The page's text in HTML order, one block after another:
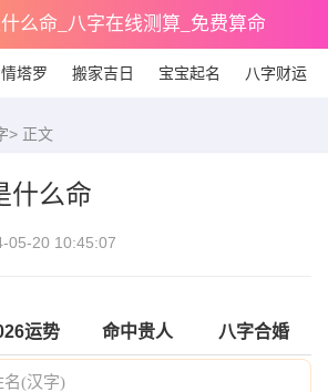
么命_八字在线测算_免费算命
塔罗 搬家吉日 宝宝起名 八字财运
> 正文
什么命
05-20 10:45:07
运势 命中贵人 八字合婚